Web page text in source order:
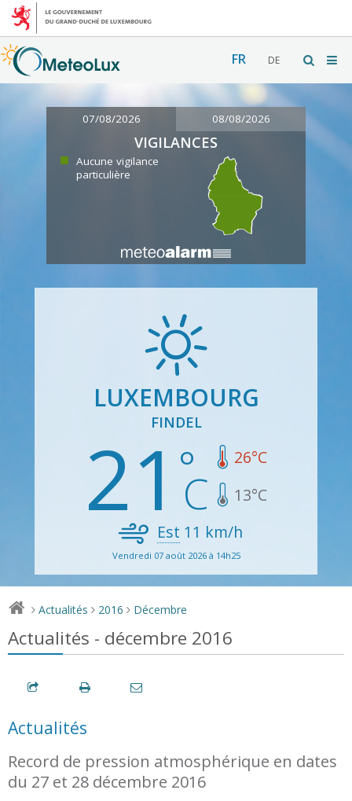
FR DE
07/08/2026 08/08/2026
VIGILANCES
Aucune vigilance
particulière
LUXEMBOURG
FINDEL
21 26°C
13°C
Est 11 km/h
Vendredi 07 août 2026 à 14h25
> Actualités > 2016 > Décembre
Actualités - décembre 2016
Actualités
Record de pression atmosphérique en dates
du 27 et 28 décembre 2016